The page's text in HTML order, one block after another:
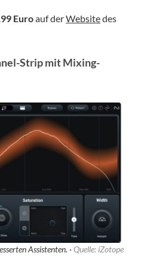
Euroauf derWebsitedes
Strip mit Mixing-
Assistenten. · Quelle: iZotope